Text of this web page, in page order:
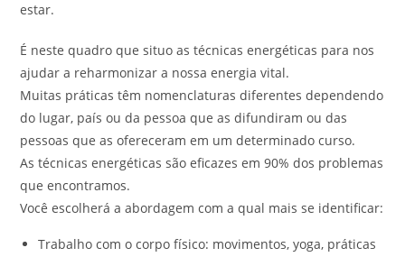
estar.
É neste quadro que situo as técnicas energéticas para nos
ajudar a reharmonizar a nossa energia vital.
Muitas práticas têm nomenclaturas diferentes dependendo
do lugar, país ou da pessoa que as difundiram ou das
pessoas que as ofereceram em um determinado curso.
As técnicas energéticas são eficazes em 90% dos problemas
que encontramos.
Você escolherá a abordagem com a qual mais se identificar:
Trabalho com o corpo físico: movimentos, yoga, práticas